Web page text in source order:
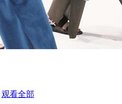
观看全部